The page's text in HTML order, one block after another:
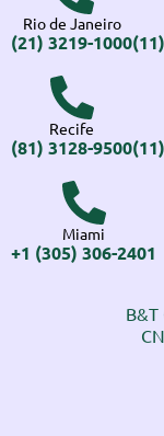
Rio de Janeiro
(21) 3219-1000
Recife
(81) 3128-9500
Miami
+1 (305) 306-2401